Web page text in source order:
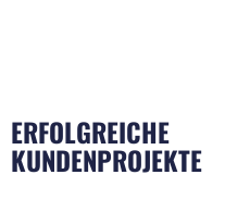
ERFOLGREICHE
KUNDENPROJEKTE